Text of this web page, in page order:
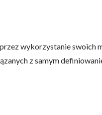
wykorzystanie swoich
z samym